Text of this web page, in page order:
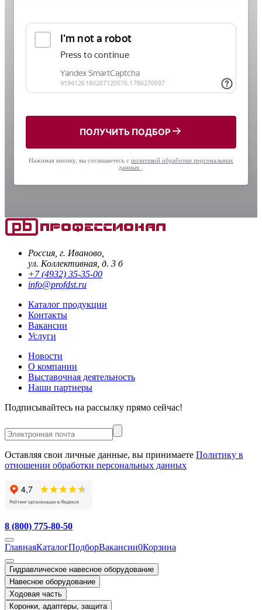
ПОЛУЧИТЬ ПОДБОР
Нажимая кнопку, вы соглашаетесь с политикой обработки персональных
данных
Россия, г. Иваново,
ул. Коллективная, д. 3 б
+7 (4932) 35-35-00
info@profdst.ru
Каталог продукции
Контакты
Вакансии
Услуги
Новости
О компании
Выставочная деятельность
Наши партнеры
Подписывайтесь на рассылку прямо сейчас!
Оставляя свои личные данные, вы принимаете Политику в
отношении обработки персональных данных
8 (800) 775-80-50
ГлавнаяКаталогПодборВакансии0Корзина
Гидравлическое навесное оборудование
Навесное оборудование
Ходовая часть
Коронки, адаптеры, защита